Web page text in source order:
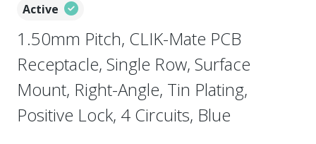
Active
1.50mm Pitch, CLIK-Mate PCB
Receptacle, Single Row, Surface
Mount, Right-Angle, Tin Plating,
Positive Lock, 4 Circuits, Blue